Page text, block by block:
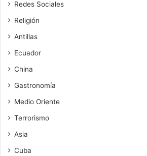
Redes Sociales
Religión
Antillas
Ecuador
China
Gastronomía
Medio Oriente
Terrorismo
Asia
Cuba